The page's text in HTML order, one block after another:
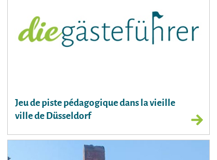
Jeu de piste pédagogique dans la vieille
ville de Düsseldorf